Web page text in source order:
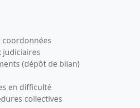
coordonnées
judiciaires
(dépôt de bilan)
en difficulté
collectives